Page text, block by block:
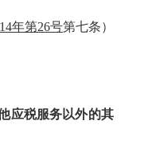
年第26号第七条）
应税服务以外的其